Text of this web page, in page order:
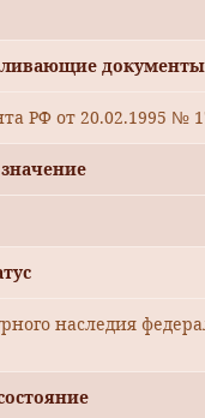
документы
РФ от 20.02.1995 №
наследия